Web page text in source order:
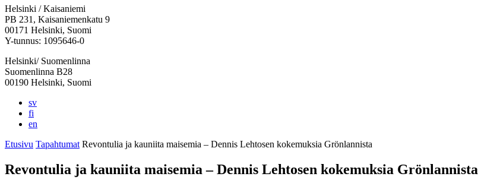
Facebook:
Avataan
uuteen
välilehteen
Instagram:
Avataan
uuteen
välilehteen
TikTok:
Avataan
uuteen
välilehteen
Youtube:
Avataan
uuteen
välilehteen
Vimeo:
Avataan
uuteen
välilehteen
Helsinki / Kaisaniemi
PB 231, Kaisaniemenkatu 9
00171 Helsinki, Suomi
Y-tunnus: 1095646-0
Helsinki/ Suomenlinna
Suomenlinna B28
00190 Helsinki, Suomi
sv
fi
en
Etusivu Tapahtumat Revontulia ja kauniita maisemia – Dennis Lehtosen kokemuksia Grönlannista
Revontulia ja kauniita maisemia – Dennis Lehtosen kokemuksia Grönlannista